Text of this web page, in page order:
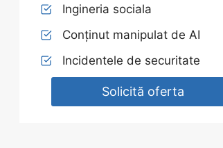
Ingineria sociala
Conținut manipulat de AI
Incidentele de securitate
Solicită oferta